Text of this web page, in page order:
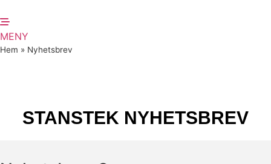
till
innehåll
MENY
Hem » Nyhetsbrev
STANSTEK NYHETSBREV